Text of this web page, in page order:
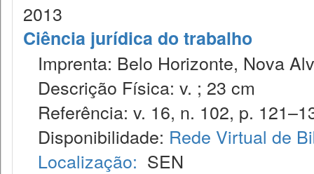
2013
Ciência jurídica do trabalho
Imprenta: Belo Horizonte, Nova
Descrição Física: v. ; 23 cm
Referência: v. 16, n. 102, p.
Disponibilidade: Rede Virtual de
Localização: SEN